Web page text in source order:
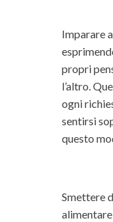
Imparare
propri
l’altro.
ogni
sentirsi
questo
Smettere